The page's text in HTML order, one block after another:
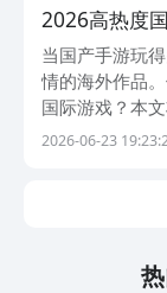
2026高热度
外火爆的合
当国产手游玩
情的海外作品
国际游戏？本
版海外手游，
2026-06-23